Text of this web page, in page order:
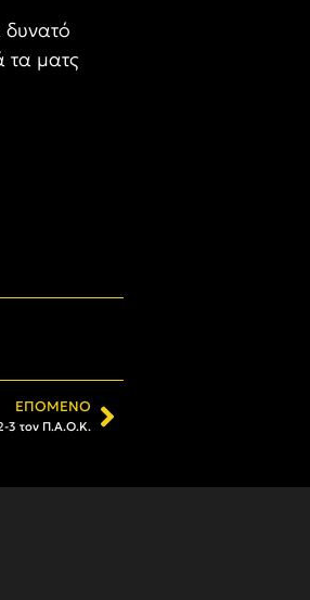
δυνατό
τα ματς
ΕΠΌΜΕΝΟ
3 τον Π.Α.Ο.Κ.